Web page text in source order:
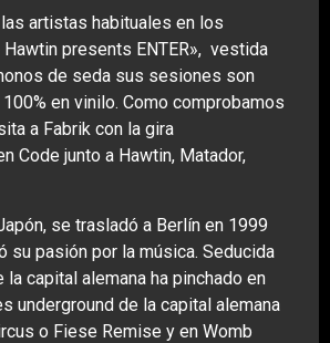
artistas habituales en los
presents ENTER», vestida
de seda sus sesiones son
en vinilo. Como comprobamos
a Fabrik con la gira
Code junto a Hawtin, Matador,
se trasladó a Berlín en 1999
su pasión por la música. Seducida
la capital alemana ha pinchado en
underground de la capital alemana
o Fiese Remise y en Womb